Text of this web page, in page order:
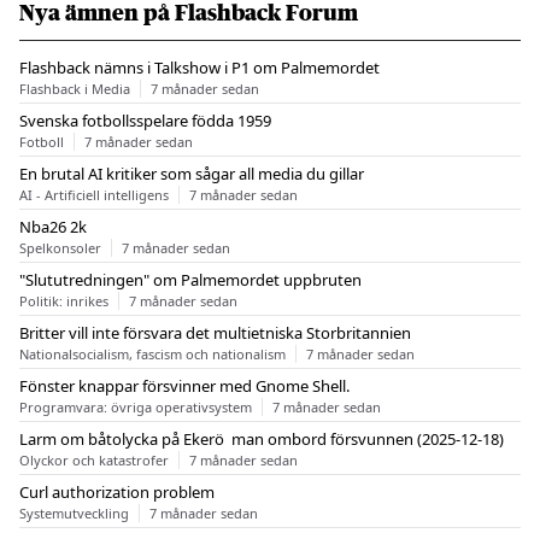
Nya ämnen på Flashback Forum
Flashback nämns i Talkshow i P1 om Palmemordet
Flashback i Media 7 månader sedan
Svenska fotbollsspelare födda 1959
Fotboll 7 månader sedan
En brutal AI kritiker som sågar all media du gillar
AI - Artificiell intelligens 7 månader sedan
Nba26 2k
Spelkonsoler 7 månader sedan
"Slututredningen" om Palmemordet uppbruten
Politik: inrikes 7 månader sedan
Britter vill inte försvara det multietniska Storbritannien
Nationalsocialism, fascism och nationalism 7 månader sedan
Fönster knappar försvinner med Gnome Shell.
Programvara: övriga operativsystem 7 månader sedan
Larm om båtolycka på Ekerö  man ombord försvunnen (2025-12-18)
Olyckor och katastrofer 7 månader sedan
Curl authorization problem
Systemutveckling 7 månader sedan